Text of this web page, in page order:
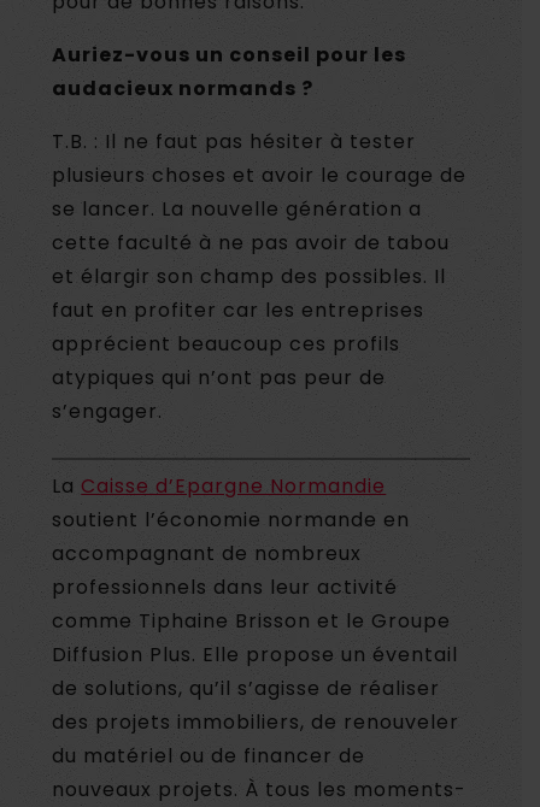
Auriez-vous un conseil pour les
audacieux normands ?
T.B. : Il ne faut pas hésiter à tester
plusieurs choses et avoir le courage de
se lancer. La nouvelle génération a
cette faculté à ne pas avoir de tabou
et élargir son champ des possibles. Il
faut en profiter car les entreprises
apprécient beaucoup ces profils
atypiques qui n’ont pas peur de
s’engager.
La Caisse d’Epargne Normandie
soutient l’économie normande en
accompagnant de nombreux
professionnels dans leur activité
comme Tiphaine Brisson et le Groupe
Diffusion Plus. Elle propose un éventail
de solutions, qu’il s’agisse de réaliser
des projets immobiliers, de renouveler
du matériel ou de financer de
nouveaux projets. À tous les moments-